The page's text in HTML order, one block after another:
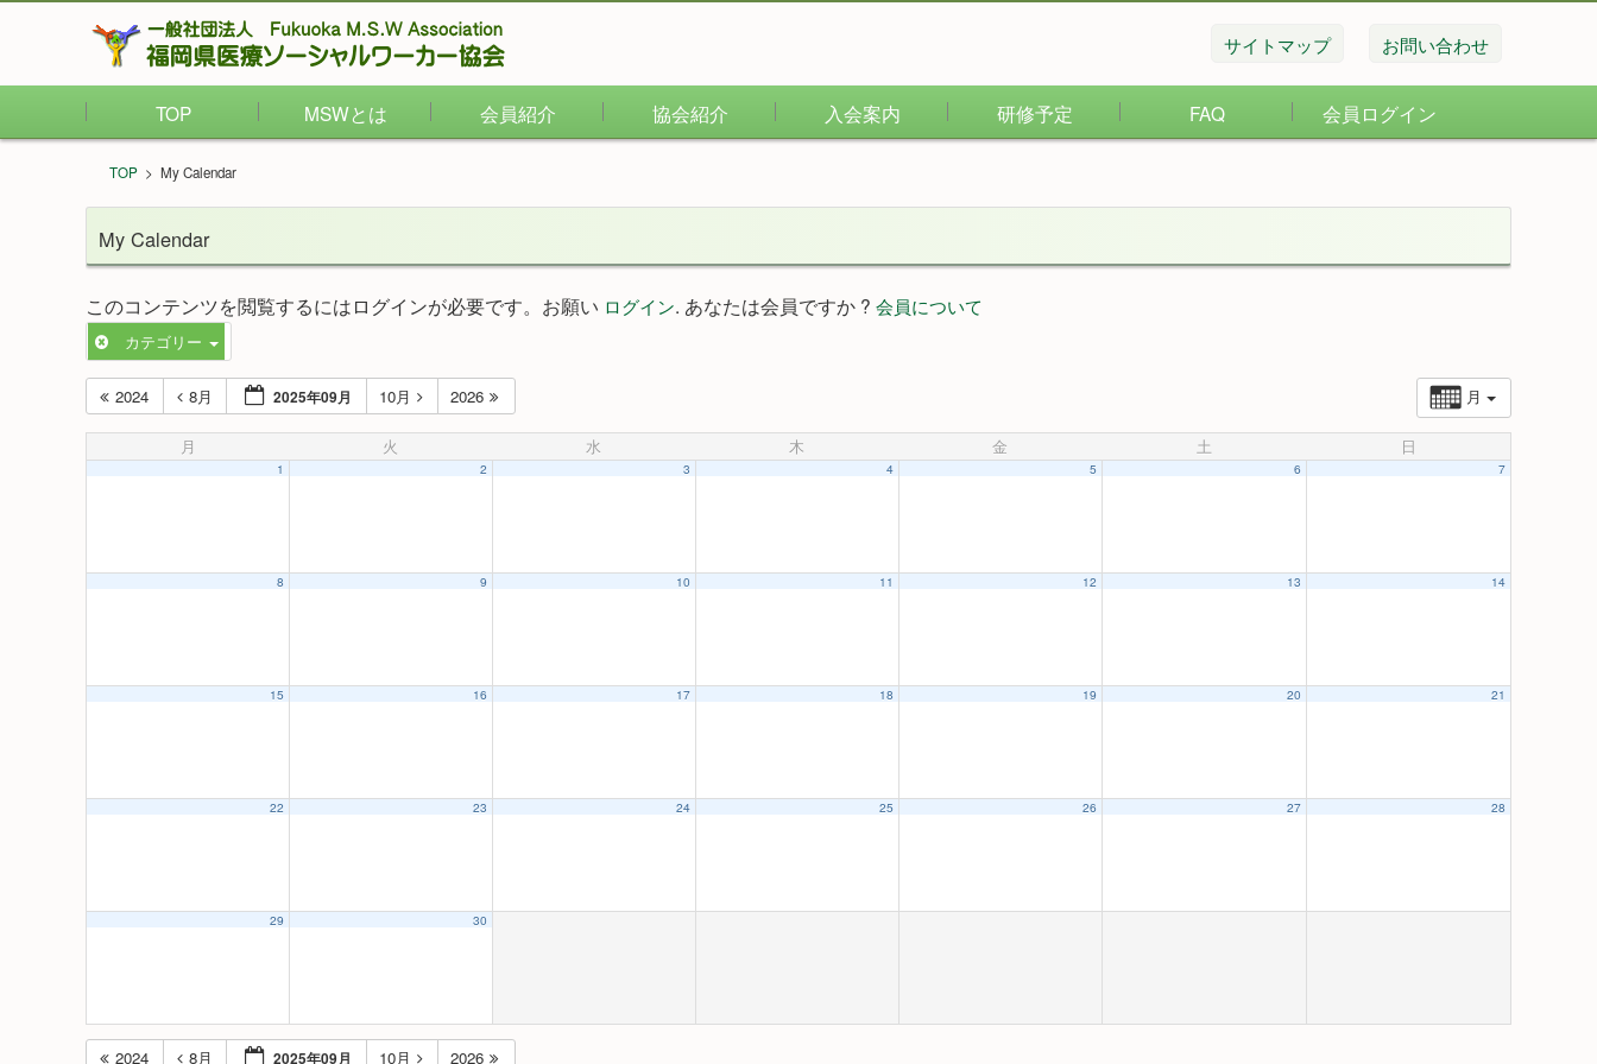
サイトマップ お問い合わせ
TOP MSWとは 会員紹介 協会紹介 入会案内 研修予定 FAQ 会員ログイン
TOP > My Calendar
My Calendar
このコンテンツを閲覧するにはログインが必要です。お願い ログイン. あなたは会員ですか ? 会員について
カテゴリー
月
2024 8月 2025年09月 10月 2026
月 火 水 木 金 土 日
1 2 3 4 5 6 7
8 9 10 11 12 13 14
15 16 17 18 19 20 21
22 23 24 25 26 27 28
29 30
2024 8月 2025年09月 10月 2026